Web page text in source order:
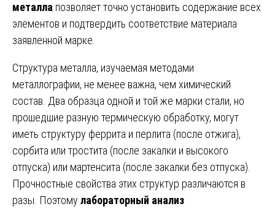
металла позволяет точно установить содержание всех
элементов и подтвердить соответствие материала
заявленной марке.
Структура металла, изучаемая методами
металлографии, не менее важна, чем химический
состав. Два образца одной и той же марки стали, но
прошедшие разную термическую обработку, могут
иметь структуру феррита и перлита (после отжига),
сорбита или тростита (после закалки и высокого
отпуска) или мартенсита (после закалки без отпуска).
Прочностные свойства этих структур различаются в
разы. Поэтому лабораторный анализ